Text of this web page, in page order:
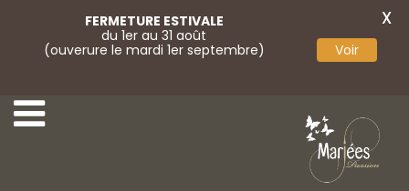
FERMETURE ESTIVALE
du 1er au 31 août
(ouverure le mardi 1er septembre)
Voir
X